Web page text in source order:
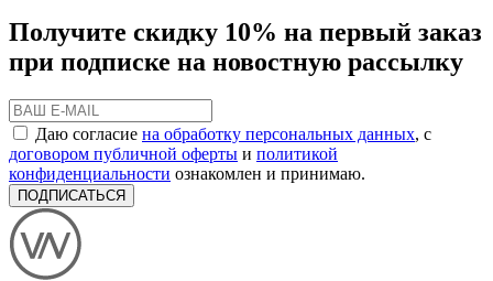
Получите скидку 10% на первый заказ
при подписке на новостную рассылку
Даю согласие на обработку персональных данных, с
договором публичной оферты и политикой
конфиденциальности ознакомлен и принимаю.
ПОДПИСАТЬСЯ